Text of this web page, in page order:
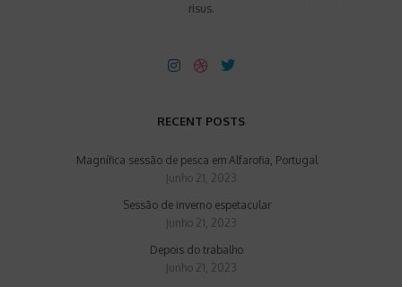
risus.
RECENT POSTS
Magnífica sessão de pesca em Alfarofia, Portugal
Junho 21, 2023
Sessão de inverno espetacular
Junho 21, 2023
Depois do trabalho
Junho 21, 2023